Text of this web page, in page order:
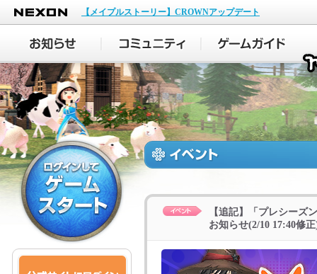
NEXON
【メイプルストーリー】CROWNアップデート
【追記】「プレシーズ
お知らせ(2/10 17:40修